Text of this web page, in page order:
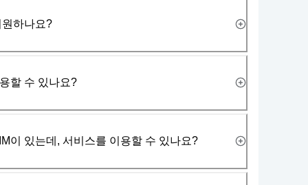
하나요?
할 수 있나요?
이 있는데, 서비스를 이용할 수 있나요?